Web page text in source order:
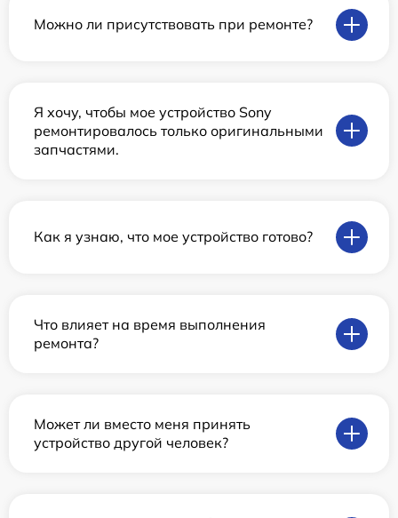
Можно ли присутствовать при ремонте?
Я хочу, чтобы мое устройство Sony
ремонтировалось только оригинальными
запчастями.
Как я узнаю, что мое устройство готово?
Что влияет на время выполнения
ремонта?
Может ли вместо меня принять
устройство другой человек?